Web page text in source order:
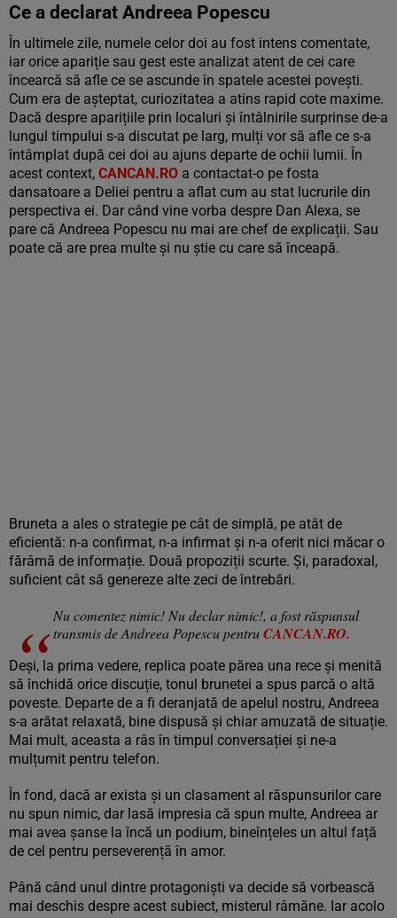
Ce a declarat Andreea Popescu
În ultimele zile, numele celor doi au fost intens comentate,
iar orice apariție sau gest este analizat atent de cei care
încearcă să afle ce se ascunde în spatele acestei povești.
Cum era de așteptat, curiozitatea a atins rapid cote maxime.
Dacă despre aparițiile prin localuri și întâlnirile surprinse de-a
lungul timpului s-a discutat pe larg, mulți vor să afle ce s-a
întâmplat după cei doi au ajuns departe de ochii lumii. În
acest context, CANCAN.RO a contactat-o pe fosta
dansatoare a Deliei pentru a aflat cum au stat lucrurile din
perspectiva ei. Dar când vine vorba despre Dan Alexa, se
pare că Andreea Popescu nu mai are chef de explicații. Sau
poate că are prea multe și nu știe cu care să înceapă.
Bruneta a ales o strategie pe cât de simplă, pe atât de
eficientă: n-a confirmat, n-a infirmat și n-a oferit nici măcar o
fărâmă de informație. Două propoziții scurte. Și, paradoxal,
suficient cât să genereze alte zeci de întrebări.
Nu comentez nimic! Nu declar nimic!, a fost răspunsul
transmis de Andreea Popescu pentruCANCAN.RO.
Deși, la prima vedere, replica poate părea una rece și menită
să închidă orice discuție, tonul brunetei a spus parcă o altă
poveste. Departe de a fi deranjată de apelul nostru, Andreea
s-a arătat relaxată, bine dispusă și chiar amuzată de situație.
Mai mult, aceasta a râs în timpul conversației și ne-a
mulțumit pentru telefon.
În fond, dacă ar exista și un clasament al răspunsurilor care
nu spun nimic, dar lasă impresia că spun multe, Andreea ar
mai avea șanse la încă un podium, bineînțeles un altul față
de cel pentru perseverență în amor.
Până când unul dintre protagoniști va decide să vorbească
mai deschis despre acest subiect, misterul râmăne. Iar acolo